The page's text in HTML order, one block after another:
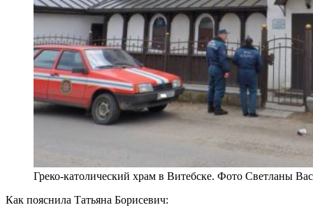
Греко-католический храм в Витебске. Фото Светланы
Как пояснила Татьяна Борисевич: